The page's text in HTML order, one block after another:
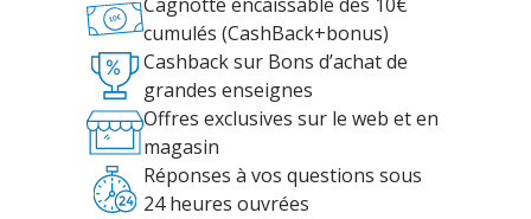
cumulés (CashBack+bonus)
Cashback sur Bons d’achat de
grandes enseignes
Offres exclusives sur le web et en
magasin
Réponses à vos questions sous
24 heures ouvrées